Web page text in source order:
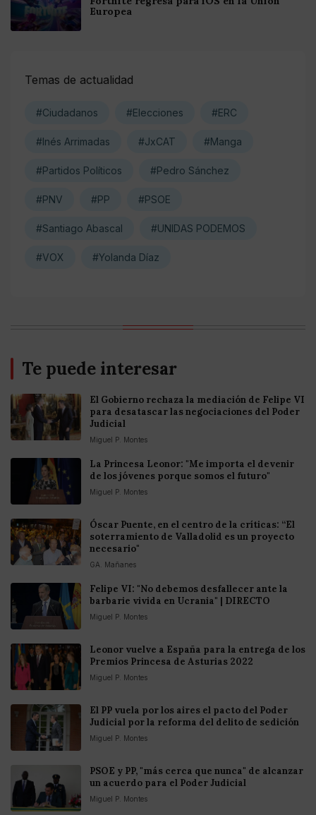
Europea
Temas de actualidad
#Ciudadanos #Elecciones #ERC
#Inés Arrimadas #JxCAT #Manga
#Partidos Políticos #Pedro Sánchez
#PNV #PP #PSOE
#Santiago Abascal #UNIDAS PODEMOS
#VOX #Yolanda Díaz
Te puede interesar
El Gobierno rechaza la mediación de Felipe VI
para desatascar las negociaciones del Poder
Judicial
Miguel P. Montes
La Princesa Leonor: "Me importa el devenir
de los jóvenes porque somos el futuro"
Miguel P. Montes
Óscar Puente, en el centro de la críticas: “El
soterramiento de Valladolid es un proyecto
necesario"
GA. Mañanes
Felipe VI: "No debemos desfallecer ante la
barbarie vivida en Ucrania" | DIRECTO
Miguel P. Montes
Leonor vuelve a España para la entrega de los
Premios Princesa de Asturias 2022
Miguel P. Montes
El PP vuela por los aires el pacto del Poder
Judicial por la reforma del delito de sedición
Miguel P. Montes
PSOE y PP, "más cerca que nunca" de alcanzar
un acuerdo para el Poder Judicial
Miguel P. Montes